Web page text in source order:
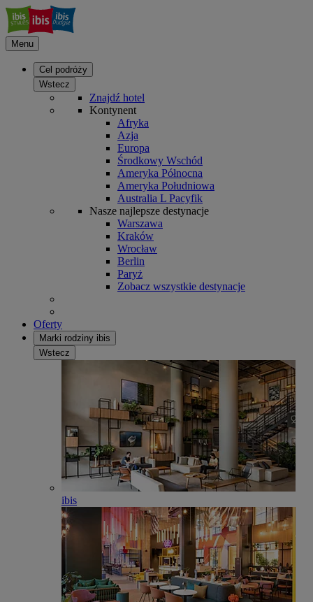
Menu
Cel podróży
Wstecz
Znajdź hotel
Kontynent
Afryka
Azja
Europa
Środkowy Wschód
Ameryka Północna
Ameryka Południowa
Australia L Pacyfik
Nasze najlepsze destynacje
Warszawa
Kraków
Wrocław
Berlin
Paryż
Zobacz wszystkie destynacje
Oferty
Marki rodziny ibis
Wstecz
ibis